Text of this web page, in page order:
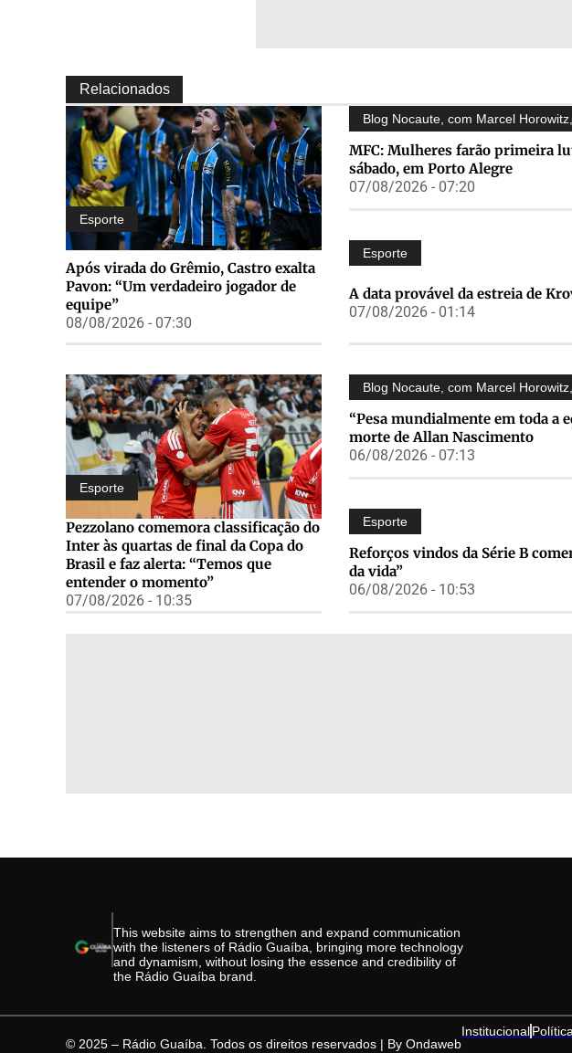
Relacionados
Esporte
Após virada do Grêmio, Castro exalta
Pavon: “Um verdadeiro jogador de
equipe”
08/08/2026 - 07:30
Blog Nocaute, com Marcel Horowitz
MFC: Mulheres farão primeira
sábado, em Porto Alegre
07/08/2026 - 07:20
Esporte
A data provável da estreia de
07/08/2026 - 01:14
Esporte
Pezzolano comemora classificação do
Inter às quartas de final da Copa do
Brasil e faz alerta: “Temos que
entender o momento”
07/08/2026 - 10:35
Blog Nocaute, com Marcel Horowitz
“Pesa mundialmente em toda a
morte de Allan Nascimento
06/08/2026 - 07:13
Esporte
Reforços vindos da Série B
da vida”
06/08/2026 - 10:53
This website aims to strengthen and expand communication
with the listeners of Rádio Guaíba, bringing more technology
and dynamism, without losing the essence and credibility of
the Rádio Guaíba brand.
© 2025 – Rádio Guaíba. Todos os direitos reservados | By Ondaweb
Institucional